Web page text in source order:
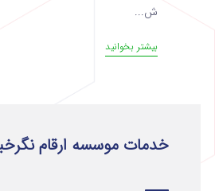
ش...
بیشتر بخوانید
خدمات موسسه ارقام